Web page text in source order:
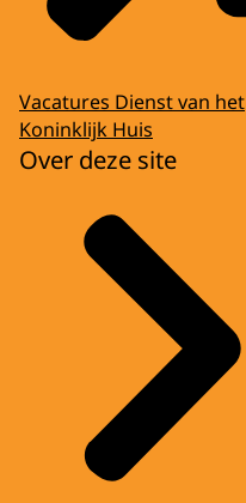
Vacatures Dienst van het
Koninklijk Huis
Over deze site